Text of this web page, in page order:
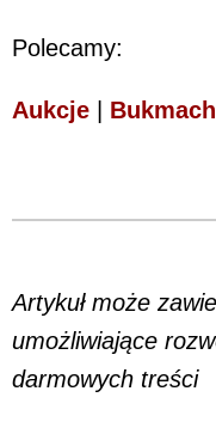
Polecamy:
Aukcje
Artykuł może
umożliwiające
darmowych treści